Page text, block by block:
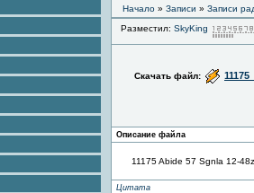
Начало » Записи » Записи
Разместил: SkyKing
Скачать файл:
Описание файла
11175 Abide 57 Sgnla 12-
Цитата